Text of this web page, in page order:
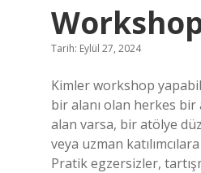
Tarih: Eylül 27, 2024
Kimler workshop
bir alanı olan herkes bir
alan varsa, bir atölye
veya uzman
Pratik egzersizler,